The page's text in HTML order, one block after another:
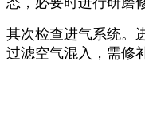
其次检查进气系统。
过滤空气混入，需修